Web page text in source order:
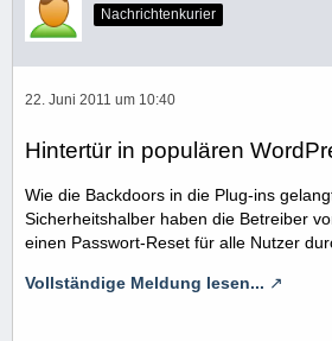
Nachrichtenkurier
22. Juni 2011 um 10:40
Hintertür in populären
Wie die Backdoors in die Plug-ins
Sicherheitshalber haben die Betreiber
einen Passwort-Reset für alle Nutzer
Vollständige Meldung lesen...